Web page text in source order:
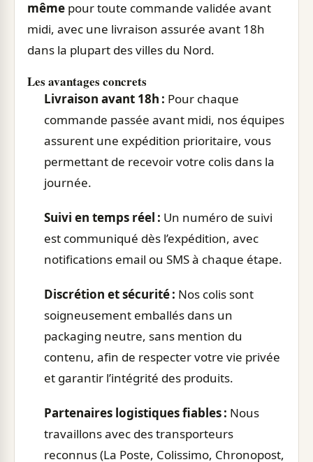
même pour toute commande validée avant
midi, avec une livraison assurée avant 18h
dans la plupart des villes du Nord.
Les avantages concrets
Livraison avant 18h : Pour chaque
commande passée avant midi, nos équipes
assurent une expédition prioritaire, vous
permettant de recevoir votre colis dans la
journée.
Suivi en temps réel : Un numéro de suivi
est communiqué dès l’expédition, avec
notifications email ou SMS à chaque étape.
Discrétion et sécurité : Nos colis sont
soigneusement emballés dans un
packaging neutre, sans mention du
contenu, afin de respecter votre vie privée
et garantir l’intégrité des produits.
Partenaires logistiques fiables : Nous
travaillons avec des transporteurs
reconnus (La Poste, Colissimo, Chronopost,